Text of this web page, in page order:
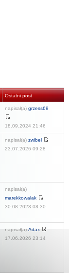
Ostatni post
napisał(a) grzess69
18.09.2024 21:46
napisał(a) zwibel
23.07.2026 09:28
napisał(a)
marekkowalak
30.08.2023 08:30
napisał(a) Adax
17.06.2026 23:14